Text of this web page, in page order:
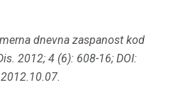
dnevna zaspanost kod
2012; 4 (6): 608-16; DOI: